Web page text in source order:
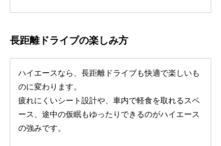
長距離ドライブの楽しみ方
ハイエースなら、長距離ドライブも快適で楽しいも
のに変わります。
疲れにくいシート設計や、車内で軽食を取れるスペ
ース、途中の仮眠もゆったりできるのがハイエース
の強みです。